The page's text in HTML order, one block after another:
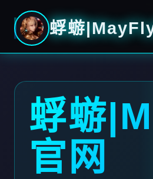
蜉蝣
蜉蝣
官网